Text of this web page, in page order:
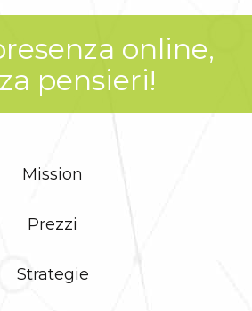
online,
pensieri!
Mission
Prezzi
Strategie